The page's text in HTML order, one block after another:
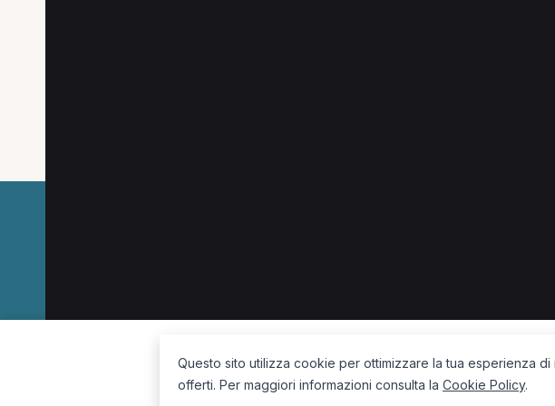
Questo sito utilizza cookie per ottimizzare la tua esperienza
offerti. Per maggiori informazioni consulta la Cookie Policy.